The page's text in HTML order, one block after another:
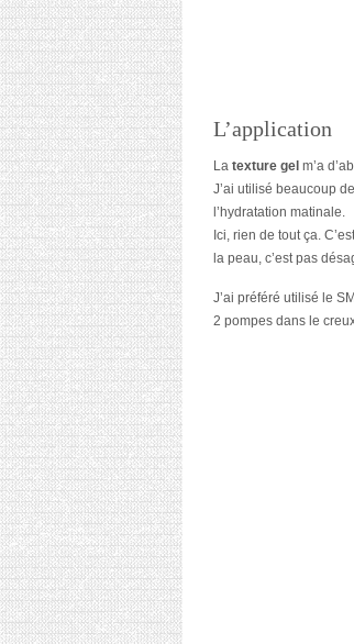
L’application
La texture gel m’a
J’ai utilisé beaucoup de
l’hydratation matinale.
Ici, rien de tout ça.
la peau, c’est pas
J’ai préféré utilisé le
2 pompes dans le